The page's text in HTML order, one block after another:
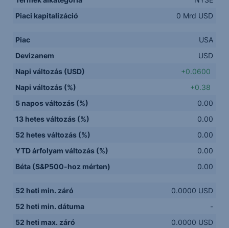
Piaci kapitalizáció
0 Mrd USD
Piac
USA
Devizanem
USD
Napi változás (USD)
+0.0600
Napi változás (%)
+0.38
5 napos változás (%)
0.00
13 hetes változás (%)
0.00
52 hetes változás (%)
0.00
YTD árfolyam változás (%)
0.00
Béta (S&P500-hoz mérten)
0.00
52 heti min. záró
0.0000 USD
52 heti min. dátuma
-
52 heti max. záró
0.0000 USD